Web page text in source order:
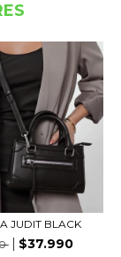
JUDIT BLACK
$37.990